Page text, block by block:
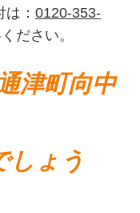
は：0120-353-
ださい。
津町向中
しょう